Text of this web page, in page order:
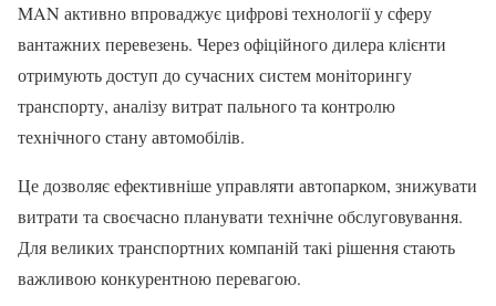
MAN активно впроваджує цифрові технології у сферу
вантажних перевезень. Через офіційного дилера клієнти
отримують доступ до сучасних систем моніторингу
транспорту, аналізу витрат пального та контролю
технічного стану автомобілів.
Це дозволяє ефективніше управляти автопарком, знижувати
витрати та своєчасно планувати технічне обслуговування.
Для великих транспортних компаній такі рішення стають
важливою конкурентною перевагою.